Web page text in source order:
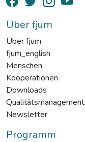
Über fjum
Über fjum
fjum_english
Menschen
Kooperationen
Downloads
Qualitätsmanagement
Newsletter
Programm